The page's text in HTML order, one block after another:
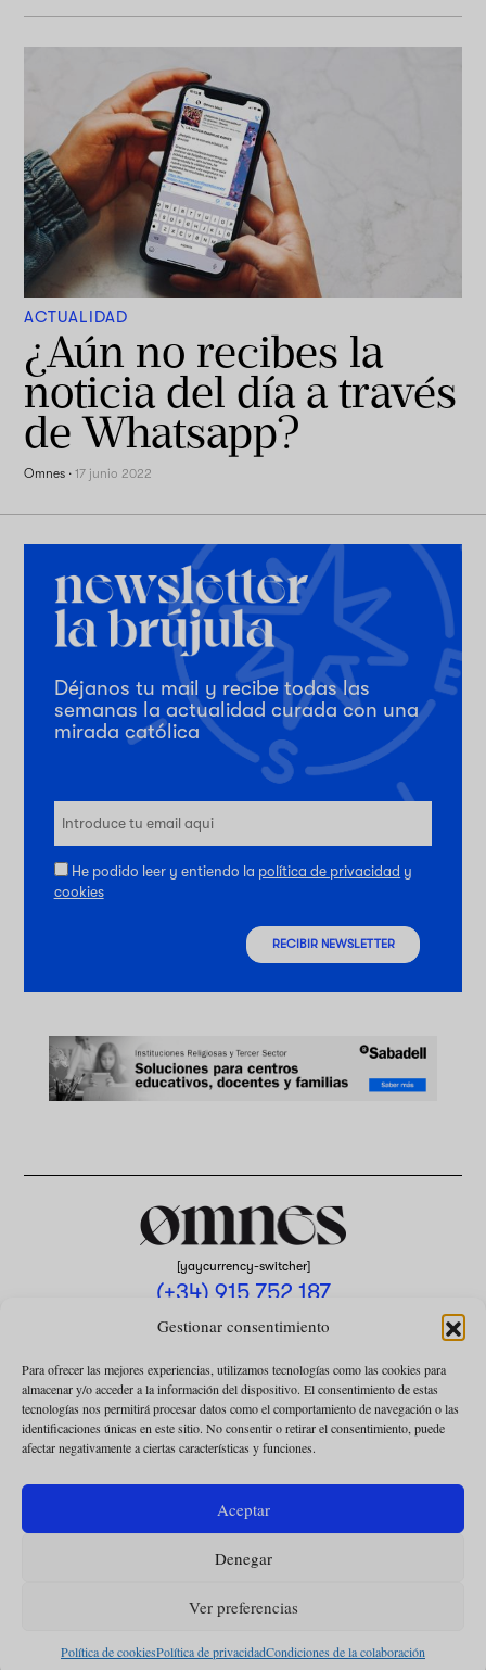
Gestionar consentimiento
Para ofrecer las mejores experiencias, utilizamos tecnologías como las cookies para
almacenar y/o acceder a la información del dispositivo. El consentimiento de estas
tecnologías nos permitirá procesar datos como el comportamiento de navegación o las
identificaciones únicas en este sitio. No consentir o retirar el consentimiento, puede
afectar negativamente a ciertas características y funciones.
Aceptar
Denegar
Ver preferencias
Política de cookiesPolítica de privacidadCondiciones de la colaboración
ACTUALIDAD
¿Aún no recibes la
noticia del día a través
de Whatsapp?
Omnes ·17 junio 2022
Déjanos tu mail y recibe todas las
semanas la actualidad curada con una
mirada católica
He podido leer y entiendo la política de privacidad y
cookies
RECIBIR NEWSLETTER
[yaycurrency-switcher]
(+34) 915 752 187
omnes@omnesmag.com
POLÍTICA DE PRIVACIDAD
USO DE COOKIES
CONDICIONES DE LA COLABORACIÓN